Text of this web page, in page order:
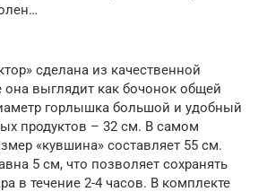
сделана из качественной
выглядит как бочонок общей
горлышка большой и удобный
продуктов – 32 см. В самом
«кувшина» составляет 55 см.
5 см, что позволяет сохранять
в течение 2-4 часов. В комплекте